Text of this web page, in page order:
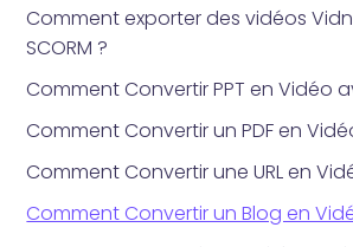
Comment exporter des vidéos
SCORM ?
Comment Convertir PPT en Vidéo
Comment Convertir un PDF en
Comment Convertir une URL en
Comment Convertir un Blog en